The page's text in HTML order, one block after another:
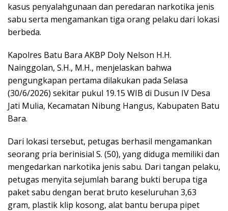
kasus penyalahgunaan dan peredaran narkotika jenis
sabu serta mengamankan tiga orang pelaku dari lokasi
berbeda.
Kapolres Batu Bara AKBP Doly Nelson H.H.
Nainggolan, S.H., M.H., menjelaskan bahwa
pengungkapan pertama dilakukan pada Selasa
(30/6/2026) sekitar pukul 19.15 WIB di Dusun IV Desa
Jati Mulia, Kecamatan Nibung Hangus, Kabupaten Batu
Bara.
Dari lokasi tersebut, petugas berhasil mengamankan
seorang pria berinisial S. (50), yang diduga memiliki dan
mengedarkan narkotika jenis sabu. Dari tangan pelaku,
petugas menyita sejumlah barang bukti berupa tiga
paket sabu dengan berat bruto keseluruhan 3,63
gram, plastik klip kosong, alat bantu berupa pipet